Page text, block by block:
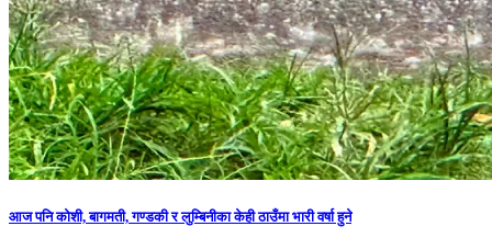
आज पनि कोशी, बागमती, गण्डकी र लुम्बिनीका केही ठाउँमा भारी वर्षा हुने